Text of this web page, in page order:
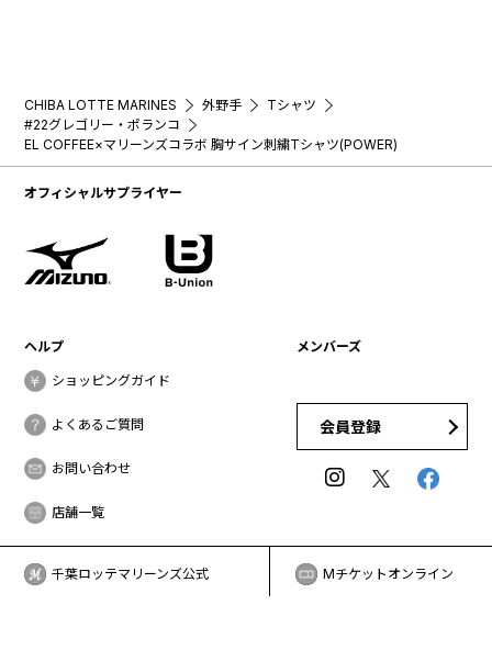
CHIBA LOTTE MARINES 外野手
Tシャツ
#22グレゴリー・ポランコ
EL COFFEE×マリーンズコラボ 胸サイン刺繍Tシャツ(POWER)
オフィシャルサプライヤー
ヘルプ
ショッピングガイド
よくあるご質問
お問い合わせ
店舗一覧
メンバーズ
会員登録
千葉ロッテマリーンズ公式 Mチケットオンライン